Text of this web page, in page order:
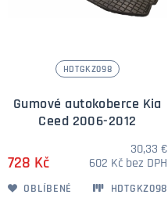
HDTGKZ098
Gumové autokoberce Kia
Ceed 2006-2012
728 Kč
30,33 €
602 Kč bez DPH
OBLÍBENÉ HDTGKZ098